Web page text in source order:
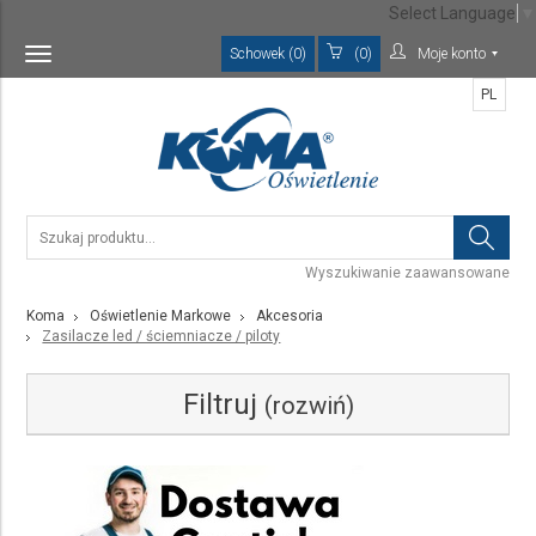
Toggle
navigation
Schowek (0) (0) Moje konto
Wyszukiwanie zaawansowane
PL
Koma Oświetlenie Markowe
Akcesoria
Zasilacze led / ściemniacze / piloty
Filtruj (rozwiń)
Kategoria
Select Language